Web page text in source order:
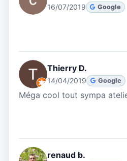
16/07/2019 Google
Thierry D.
14/04/2019 Google
Méga cool tout sympa
renaud b.